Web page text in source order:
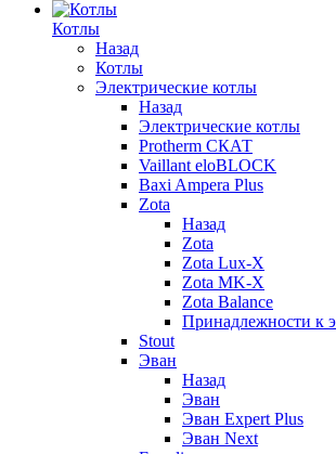
Котлы
Назад
Котлы
Электрические котлы
Назад
Электрические котлы
Protherm СКАТ
Vaillant eloBLOCK
Baxi Ampera Plus
Zota
Назад
Zota
Zota Lux-X
Zota MK-X
Zota Balance
Принадлежности к
Stout
Эван
Назад
Эван
Эван Expert Plus
Эван Next